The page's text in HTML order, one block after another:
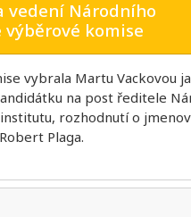
vedení Národního
komise
vybrala Martu Vackovou
na post ředitele
rozhodnutí o
Plaga.